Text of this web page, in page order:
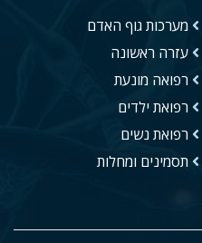
מערכות גוף האדם
עזרה ראשונה
רפואה מונעת
רפואת ילדים
רפואת נשים
תסמינים ומחלות